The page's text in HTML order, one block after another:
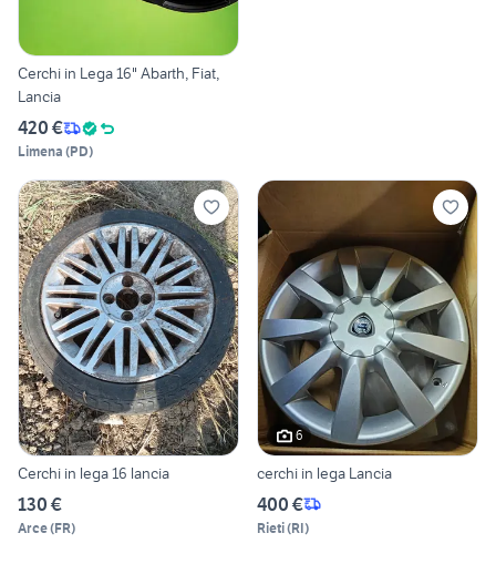
Cerchi in Lega 16" Abarth, Fiat,
Lancia
420 €
Limena (PD)
Cerchi in lega 16 lancia
130 €
Arce(FR)
6
cerchi in lega Lancia
400 €
Rieti(RI)